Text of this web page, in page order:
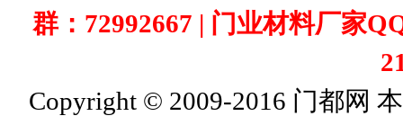
群：72992667 | 门业材料厂家
Copyright © 2009-2016 门都网